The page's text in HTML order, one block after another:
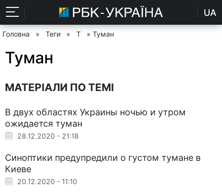
UA
Головна » Теги » Т » Туман
Туман
МАТЕРІАЛИ ПО ТЕМІ
В двух областях Украины ночью и утром
ожидается туман
28.12.2020 - 21:18
Синоптики предупредили о густом тумане в
Киеве
20.12.2020 - 11:10